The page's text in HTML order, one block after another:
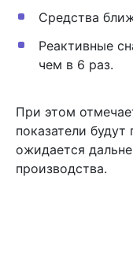
Средства
Реактивные
чем в 6 раз.
При этом
показатели
ожидается
производства.